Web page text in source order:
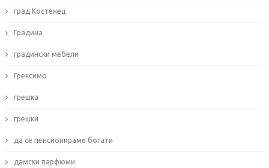
град Костенец
Градина
градински мебели
Грексимо
грешка
грешки
да се пенсионираме богати
дамски парфюми